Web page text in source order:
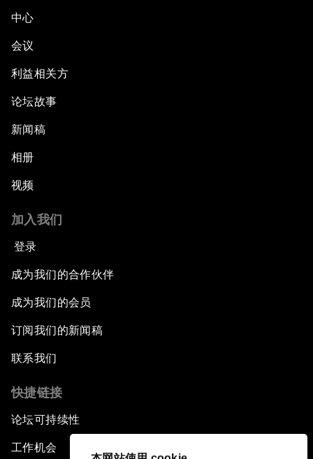
中心
会议
利益相关方
论坛故事
新闻稿
相册
视频
加入我们
登录
成为我们的合作伙伴
成为我们的会员
订阅我们的新闻稿
联系我们
快捷链接
论坛可持续性
工作机会